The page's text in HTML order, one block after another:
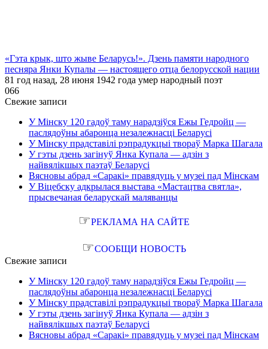
«Гэта крык, што жыве Беларусь!». Дзень памяти народного
песняра Янки Купалы — настоящего отца белорусской нации
81 год назад, 28 июня 1942 года умер народный поэт
066
Свежие записи
У Мінску 120 гадоў таму нарадзіўся Ежы Гедройц —
паслядоўны абаронца незалежнасці Беларусі
У Мінску прадставілі рэпрадукцыі твораў Марка Шагала
У гэты дзень загінуў Янка Купала — адзін з
найвялікшых паэтаў Беларусі
Вясновы абрад «Саракі» правядуць у музеі пад Мінскам
У Віцебску адкрылася выстава «Мастацтва святла»,
прысвечаная беларускай маляванцы
☞РЕКЛАМА НА САЙТЕ
☞СООБЩИ НОВОСТЬ
Свежие записи
У Мінску 120 гадоў таму нарадзіўся Ежы Гедройц —
паслядоўны абаронца незалежнасці Беларусі
У Мінску прадставілі рэпрадукцыі твораў Марка Шагала
У гэты дзень загінуў Янка Купала — адзін з
найвялікшых паэтаў Беларусі
Вясновы абрад «Саракі» правядуць у музеі пад Мінскам